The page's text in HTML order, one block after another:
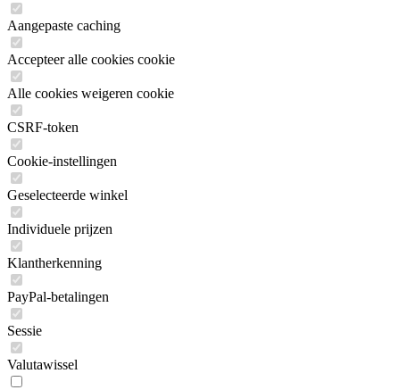
Aangepaste caching
Accepteer alle cookies cookie
Alle cookies weigeren cookie
CSRF-token
Cookie-instellingen
Geselecteerde winkel
Individuele prijzen
Klantherkenning
PayPal-betalingen
Sessie
Valutawissel